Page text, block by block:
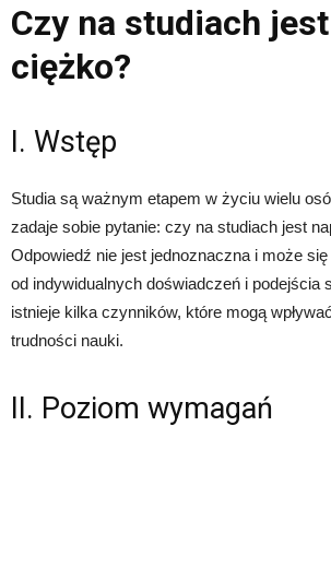
Czy na studiach
ciężko?
I. Wstęp
Studia są ważnym etapem w życiu wielu
zadaje sobie pytanie: czy na studiach jest
Odpowiedź nie jest jednoznaczna i może
od indywidualnych doświadczeń i podejścia
istnieje kilka czynników, które mogą
trudności nauki.
II. Poziom wymagań